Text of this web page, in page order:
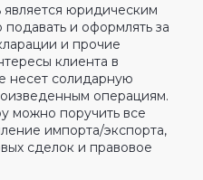
юридическим
и оформлять за
и прочие
клиента в
несет солидарную
операциям.
можно поручить все
импорта/экспорта,
сделок и правовое